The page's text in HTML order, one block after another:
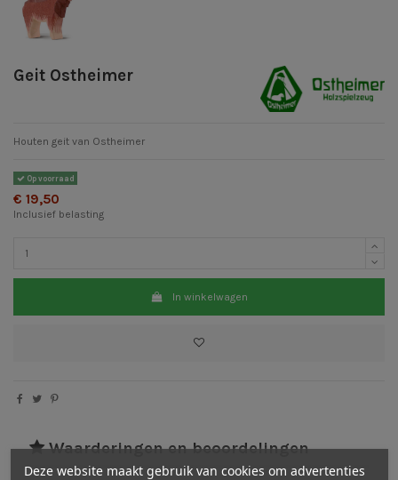
Geit Ostheimer
Houten geit van Ostheimer
Op voorraad
€ 19,50
Inclusief belasting
In winkelwagen
Waarderingen en beoordelingen
Deze website maakt gebruik van cookies om advertenties